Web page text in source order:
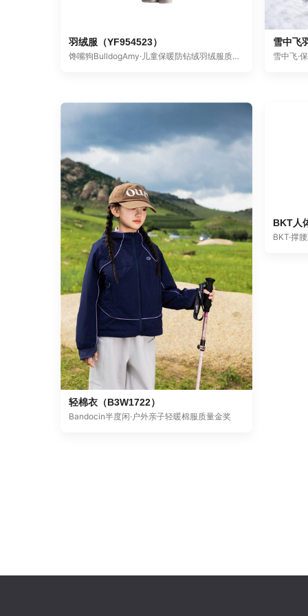
羽绒服（YF954523）
馋嘴狗BulldogAmy·儿童保暖防钻绒羽绒服质量奖
雪中飞
雪中飞·
轻棉衣（B3W1722）
Bandocin半度闲·户外亲子轻暖棉服质量金奖
BKT人
BKT·撑